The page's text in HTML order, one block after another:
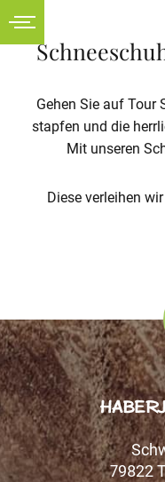
Referenzen
Gehen Sie auf Tour
stapfen und die
Mit unseren
Diese verleihen
79822